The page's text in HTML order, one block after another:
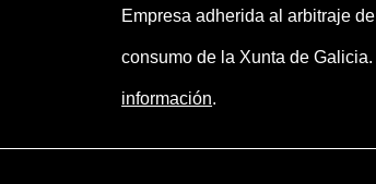
Empresa adherida al arbitraje de
consumo de la Xunta de Galicia.
información.